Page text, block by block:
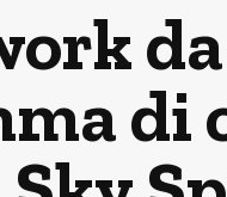
di